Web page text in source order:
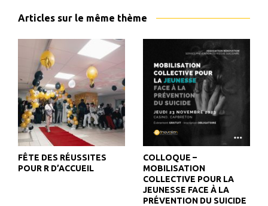
Articles sur le même thème
FÊTE DES RÉUSSITES
POUR R D’ACCUEIL
COLLOQUE –
MOBILISATION
COLLECTIVE POUR LA
JEUNESSE FACE À LA
PRÉVENTION DU SUICIDE